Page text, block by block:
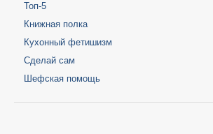
Топ-5
Книжная полка
Кухонный фетишизм
Сделай сам
Шефская помощь